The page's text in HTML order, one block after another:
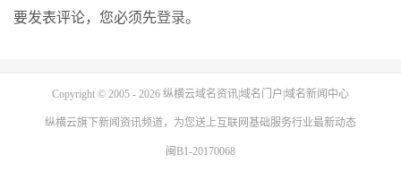
要发表评论，您必须先登录。
Copyright © 2005 - 2026 纵横云域名资讯|域名门户|域名新闻中心
纵横云旗下新闻资讯频道，为您送上互联网基础服务行业最新动态
闽B1-20170068